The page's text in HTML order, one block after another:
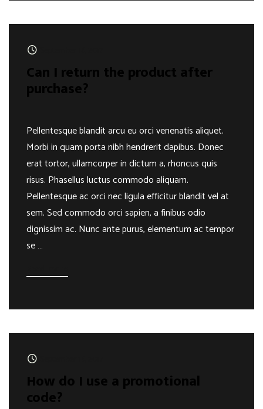
Can I return the product after
purchase?
Pellentesque blandit arcu eu orci venenatis aliquet.
Morbi in quam porta nibh hendrerit dapibus. Donec
erat tortor, ullamcorper in dictum a, rhoncus quis
risus. Phasellus luctus commodo aliquam.
Pellentesque ac orci nec ligula efficitur blandit vel at
sem. Sed commodo orci sapien, a finibus odio
dignissim ac. Nunc ante purus, elementum ac tempor
se …
How do I use a promotional
code?